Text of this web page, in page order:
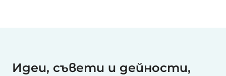
Идеи, съвети и дейности,